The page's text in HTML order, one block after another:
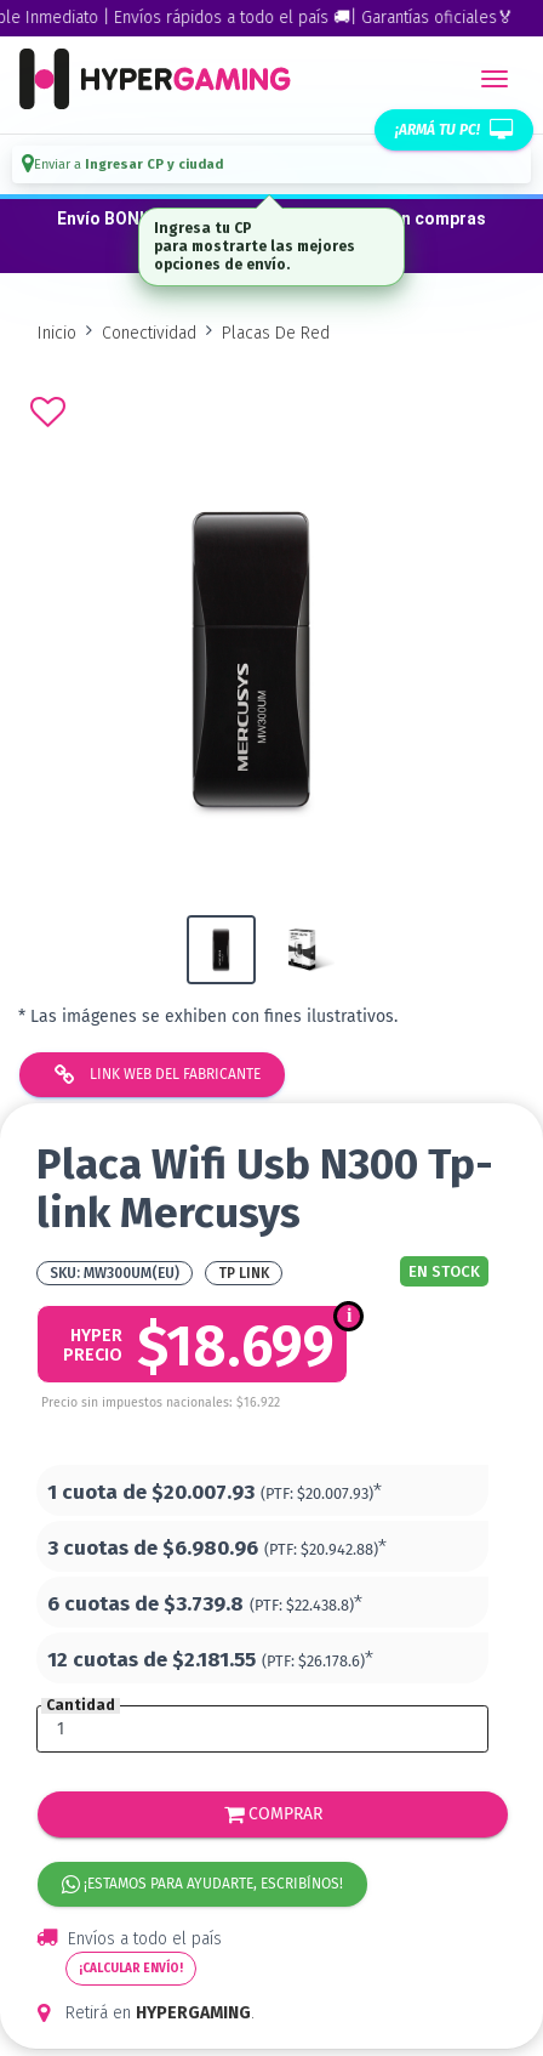
| Envíos rápidos a todo el país 🚚| Garantías oficiales🏅
¡ARMÁ TU PC!
Enviar a Ingresar CP y ciudad
Envío BONIFICADO a CABA · GBA ·La Plata en compras
desde $300.000*
Inicio Conectividad Placas De Red
* Las imágenes se exhiben con fines ilustrativos.
LINK WEB DEL FABRICANTE
Placa Wifi Usb N300 Tp-
link Mercusys
MW300UM(EU) EN STOCK
TP LINK
$18.699
HYPER
PRECIO
Precio sin impuestos nacionales: $16.922
1 cuota de$20.007.93 (PTF: $20.007.93)*
3 cuotas de$6.980.96 (PTF: $20.942.88)*
6 cuotas de$3.739.8 (PTF: $22.438.8)*
12 cuotas de$2.181.55 (PTF: $26.178.6)*
Cantidad
COMPRAR
¡ESTAMOS PARA AYUDARTE, ESCRIBÍNOS!
Envíos a todo el país
¡CALCULAR ENVÍO!
Retirá en HYPERGAMING.
Ingresa tu CP
para mostrarte las mejores
opciones de envío.